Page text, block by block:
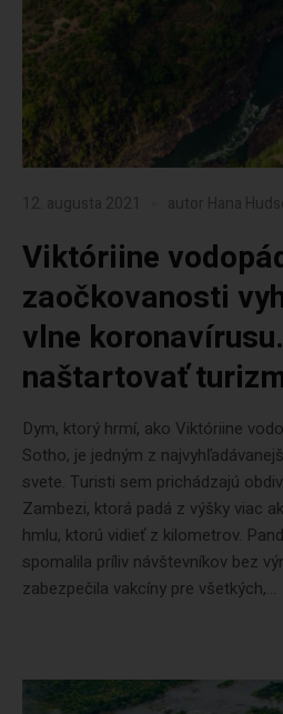
12. augusta 2021 autor Hana
Viktóriine
zaočkovanosti
vlne
naštartovať
Dym, ktorý hrmí, ako Viktóriine
Sotho, je jedným z
svete. Turisti sem prichádzajú
Zambezi, ktorá padá z výšky viac
hmlu, ktorú vidieť z kilometrov.
spomalila príliv návštevníkov bez
zabezpečila vakcíny pre všetkých,...